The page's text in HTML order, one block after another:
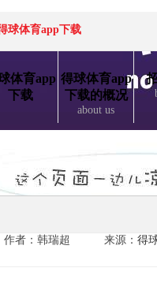
球体育app下载
体育app
下载
得球体育app
下载的概况
about us
作者：韩瑞超 来源： 得